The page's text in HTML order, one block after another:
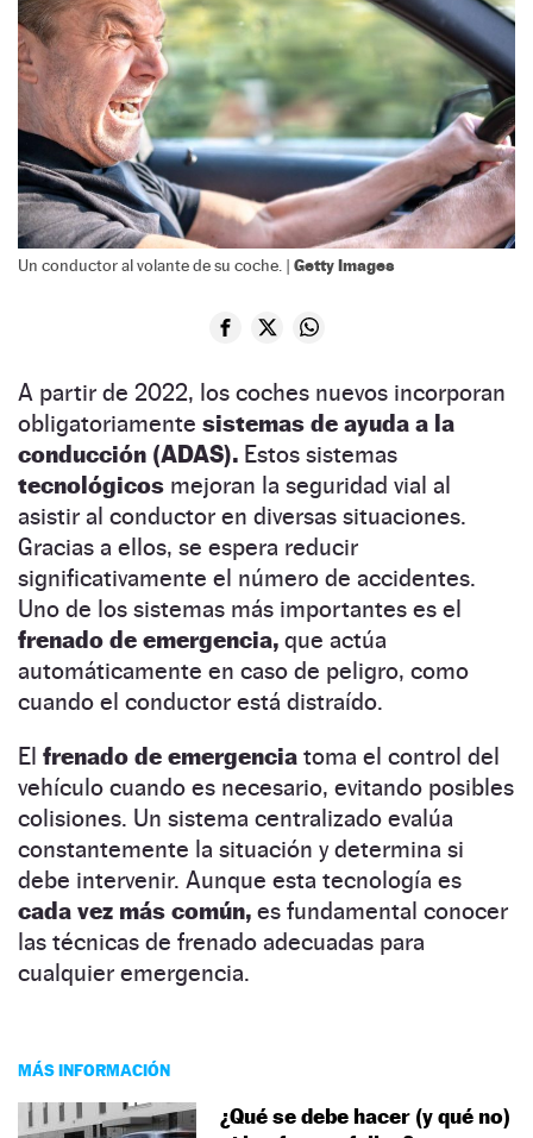
Un conductor al volante de su coche. | Getty Images
A partir de 2022, los coches nuevos incorporan
obligatoriamente sistemas de ayuda a la
conducción (ADAS). Estos sistemas
tecnológicos mejoran la seguridad vial al
asistir al conductor en diversas situaciones.
Gracias a ellos, se espera reducir
significativamente el número de accidentes.
Uno de los sistemas más importantes es el
frenado de emergencia, que actúa
automáticamente en caso de peligro, como
cuando el conductor está distraído.
El frenado de emergencia toma el control del
vehículo cuando es necesario, evitando posibles
colisiones. Un sistema centralizado evalúa
constantemente la situación y determina si
debe intervenir. Aunque esta tecnología es
cada vez más común, es fundamental conocer
las técnicas de frenado adecuadas para
cualquier emergencia.
MÁS INFORMACIÓN
¿Qué se debe hacer (y qué no)